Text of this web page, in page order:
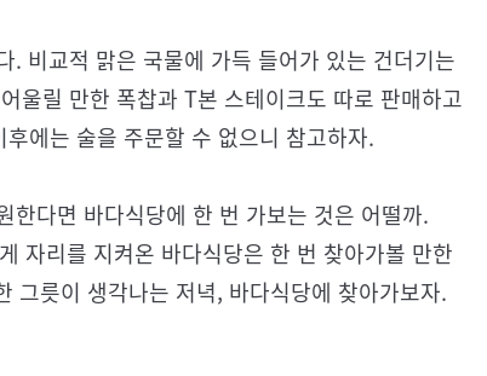
비교적 맑은 국물에 가득 들어가 있는 건더기는
울릴 만한 폭찹과 T본 스테이크도 따로 판매하고
에는 술을 주문할 수 없으니 참고하자.
한다면 바다식당에 한 번 가보는 것은 어떨까.
자리를 지켜온 바다식당은 한 번 찾아가볼 만한
그릇이 생각나는 저녁, 바다식당에 찾아가보자.